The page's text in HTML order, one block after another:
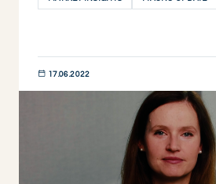
17.06.2022